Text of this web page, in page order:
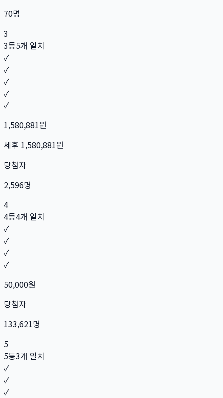
70명
3
3등5개 일치
✓
✓
✓
✓
✓
1,580,881원
세후 1,580,881원
당첨자
2,596명
4
4등4개 일치
✓
✓
✓
✓
50,000원
당첨자
133,621명
5
5등3개 일치
✓
✓
✓